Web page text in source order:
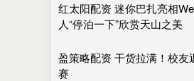
红太阳配资 迷你巴扎亮相
人“停泊一下”欣赏天山之美
盈策略配资 干货拉满！校友
赛